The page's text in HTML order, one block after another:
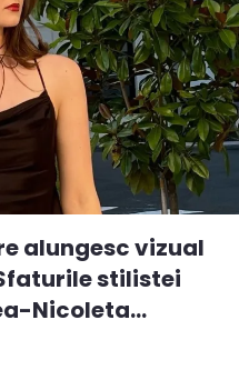
alungesc vizual
stilistei
Nicoleta